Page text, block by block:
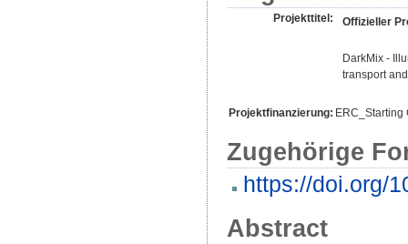
Projekttitel: Offizieller
DarkMix -
transport
Projektfinanzierung: ERC_Starting
Zugehörige
https://doi.org/
Abstract